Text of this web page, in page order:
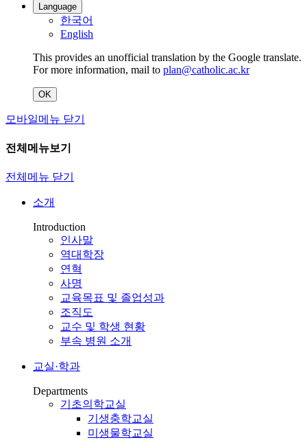
Language
한국어
English
This provides an unofficial translation by the Google translate.
For more information, mail to plan@catholic.ac.kr
OK
모바일메뉴 닫기
전체메뉴보기
전체메뉴 닫기
소개
Introduction
인사말
역대학장
연혁
사명
교육목표 및 졸업성과
조직도
교수 및 학생 현황
부속 병원 소개
교실·학과
Departments
기초의학교실
기생충학교실
미생물학교실